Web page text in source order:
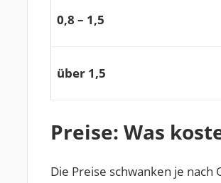
0,8 – 1,5
über 1,5
Preise: Was
Die Preise schwanken je